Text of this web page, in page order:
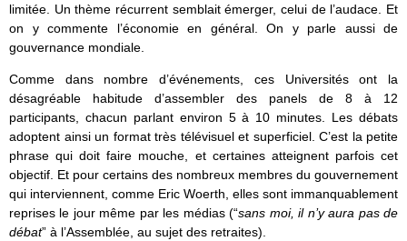
limitée. Un thème récurrent semblait émerger, celui de l’audace. Et
on y commente l’économie en général. On y parle aussi de
gouvernance mondiale.
Comme dans nombre d’événements, ces Universités ont la
désagréable habitude d’assembler des panels de 8 à 12
participants, chacun parlant environ 5 à 10 minutes. Les débats
adoptent ainsi un format très télévisuel et superficiel. C’est la petite
phrase qui doit faire mouche, et certaines atteignent parfois cet
objectif. Et pour certains des nombreux membres du gouvernement
qui interviennent, comme Eric Woerth, elles sont immanquablement
reprises le jour même par les médias (“sans moi, il n’y aura pas de
débat” à l’Assemblée, au sujet des retraites).